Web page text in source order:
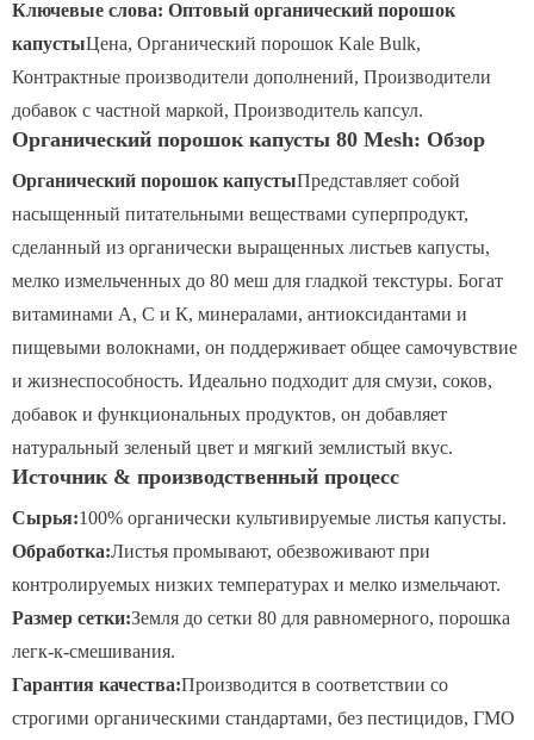
Ключевые слова: Оптовый органический порошок
капустыЦена, Органический порошок Kale Bulk,
Контрактные производители дополнений, Производители
добавок с частной маркой, Производитель капсул.
Органический порошок капусты 80 Mesh: Обзор
Органический порошок капустыПредставляет собой
насыщенный питательными веществами суперпродукт,
сделанный из органически выращенных листьев капусты,
мелко измельченных до 80 меш для гладкой текстуры. Богат
витаминами А, С и К, минералами, антиоксидантами и
пищевыми волокнами, он поддерживает общее самочувствие
и жизнеспособность. Идеально подходит для смузи, соков,
добавок и функциональных продуктов, он добавляет
натуральный зеленый цвет и мягкий землистый вкус.
Источник & производственный процесс
Сырья:100% органически культивируемые листья капусты.
Обработка:Листья промывают, обезвоживают при
контролируемых низких температурах и мелко измельчают.
Размер сетки:Земля до сетки 80 для равномерного, порошка
легк-к-смешивания.
Гарантия качества:Производится в соответствии со
строгими органическими стандартами, без пестицидов, ГМО